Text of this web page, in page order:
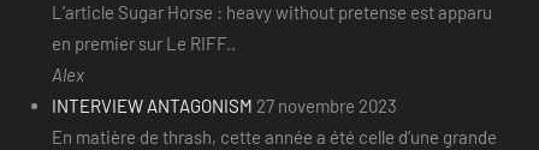
L’article Sugar Horse : heavy without pretense est apparu
en premier sur Le RIFF..
Alex
INTERVIEW ANTAGONISM 27 novembre 2023
En matière de thrash, cette année a été celle d’une grande